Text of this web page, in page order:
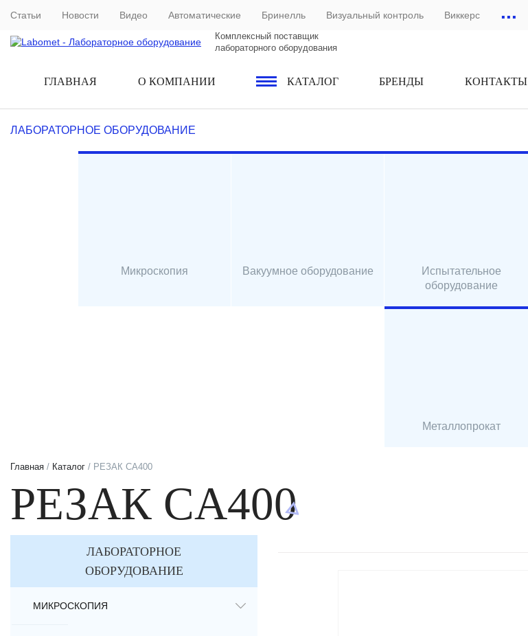
Статьи Новости Видео Автоматические Бринелль Визуальный контроль Виккерс ...
Комплексный поставщик
лабораторного оборудования
ГЛАВНАЯ О КОМПАНИИ КАТАЛОГ БРЕНДЫ КОНТАКТЫ
ЛАБОРАТОРНОЕ ОБОРУДОВАНИЕ
Микроскопия Вакуумное оборудование
Испытательное
оборудование
Металлопрокат
Главная / Каталог / РЕЗАК CA400
РЕЗАК CA400
ЛАБОРАТОРНОЕ
ОБОРУДОВАНИЕ
МИКРОСКОПИЯ